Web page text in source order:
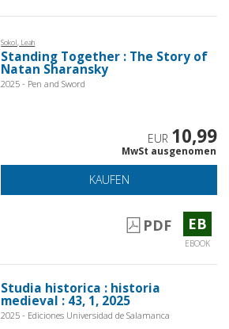
Sokol, Leah
Standing Together : The Story of
Natan Sharansky
2025 - Pen and Sword
EUR 10,99
MwSt ausgenomen
KAUFEN
PDF EB
EBOOK
Studia historica : historia
medieval : 43, 1, 2025
2025 - Ediciones Universidad de Salamanca